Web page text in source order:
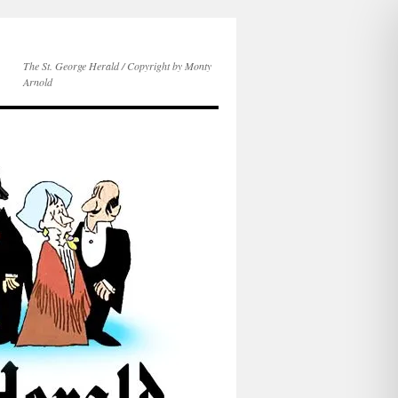
The St. George Herald / Copyright by Monty
Arnold